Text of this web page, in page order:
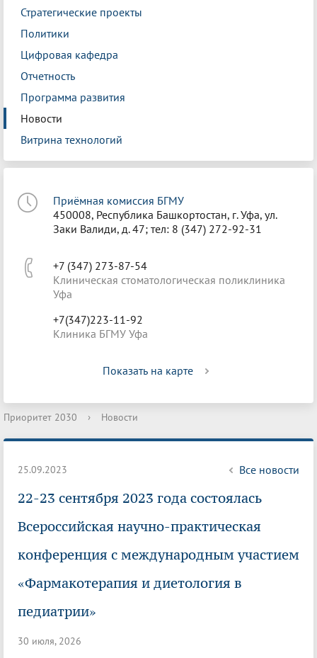
Стратегические проекты
Политики
Цифровая кафедра
Отчетность
Программа развития
Новости
Витрина технологий
Приёмная комиссия БГМУ
450008, Республика Башкортостан, г. Уфа, ул.
Заки Валиди, д. 47; тел: 8 (347) 272-92-31
+7 (347) 273-87-54
Клиническая стоматологическая поликлиника
Уфа
+7(347)223-11-92
Клиника БГМУ Уфа
Показать на карте
Приоритет 2030 › Новости
25.09.2023 Все новости
22-23 сентября 2023 года состоялась
Всероссийская научно-практическая
конференция с международным участием
«Фармакотерапия и диетология в
педиатрии»
30 июля, 2026